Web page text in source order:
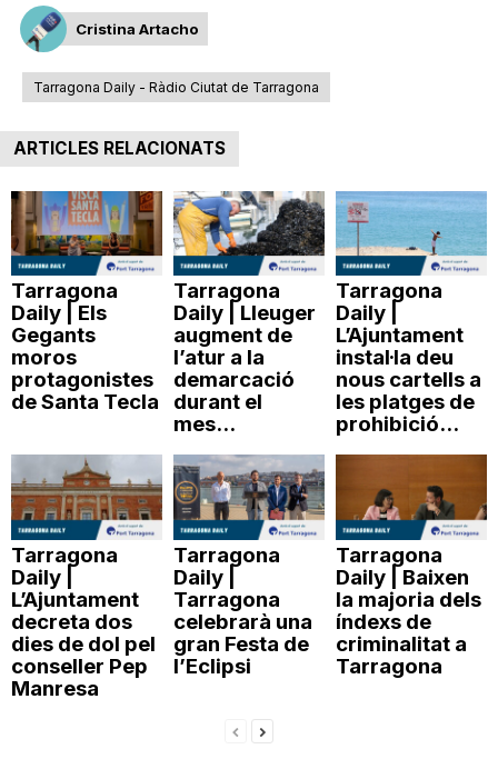
Cristina Artacho
Tarragona Daily - Ràdio Ciutat de Tarragona
ARTICLES RELACIONATS
Tarragona
Daily | Els
Gegants
moros
protagonistes
de Santa Tecla
Tarragona
Daily | Lleuger
augment de
l’atur a la
demarcació
durant el
mes...
Tarragona
Daily |
L’Ajuntament
instal·la deu
nous cartells a
les platges de
prohibició...
Tarragona
Daily |
L’Ajuntament
decreta dos
dies de dol pel
conseller Pep
Manresa
Tarragona
Daily |
Tarragona
celebrarà una
gran Festa de
l’Eclipsi
Tarragona
Daily | Baixen
la majoria dels
índexs de
criminalitat a
Tarragona